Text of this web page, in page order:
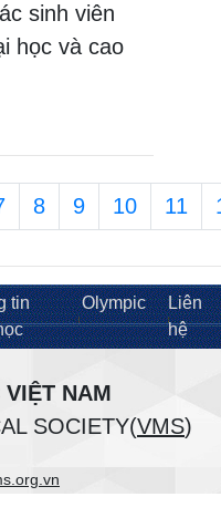
sinh viên
học và cao
8 9 10 11
tin
Olympic
Liên
hệ
NAM
SOCIETY(VMS)